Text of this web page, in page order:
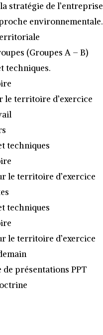
stratégie de l’entreprise
environnementale.
(Groupes A – B)
techniques.
le territoire d’exercice
techniques
le territoire d’exercice
techniques
le territoire d’exercice
présentations PPT